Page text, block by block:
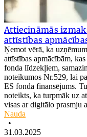
Attiecināmās
attīstības
Ņemot vērā, ka
attīstības apmācībām,
fonda līdzekļiem,
noteikumos Nr.529, lai
ES fonda finansējums.
noteikts, ka turpmāk uz
visas ar digitālo prasmju
Nauda
•
31.03.2025